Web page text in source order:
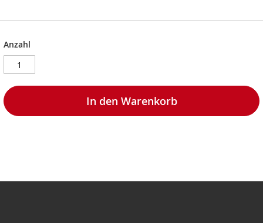
Anzahl
In den Warenkorb